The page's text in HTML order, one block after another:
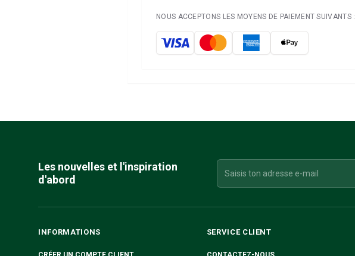
NOUS ACCEPTONS LES MOYENS DE PAIEMENT SUIVANTS :
Les nouvelles et l'inspiration
d'abord
INFORMATIONS SERVICE CLIENT